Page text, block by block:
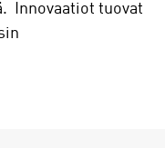
Innovaatiot tuovat